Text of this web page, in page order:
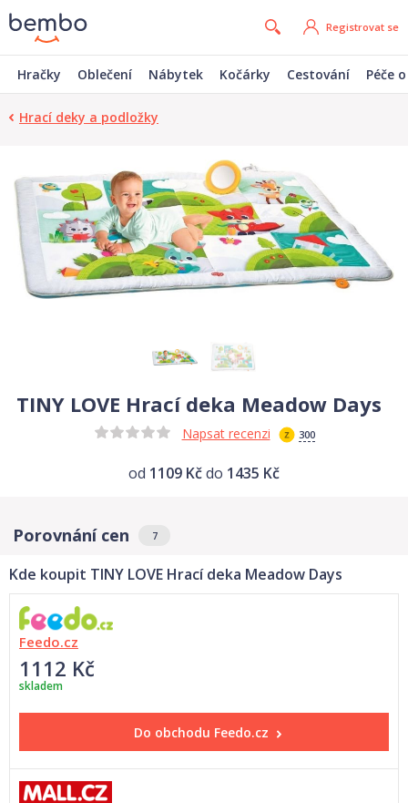
Registrovat se
Hračky Oblečení Nábytek Kočárky Cestování Péče
Hrací deky a podložky
TINY LOVE Hrací deka Meadow Days
Napsat recenzi 300
od 1109 Kčdo 1435 Kč
Porovnání cen 7
Kde koupit TINY LOVE Hrací deka Meadow Days
Feedo.cz
1112 Kč
skladem
Do obchodu Feedo.cz